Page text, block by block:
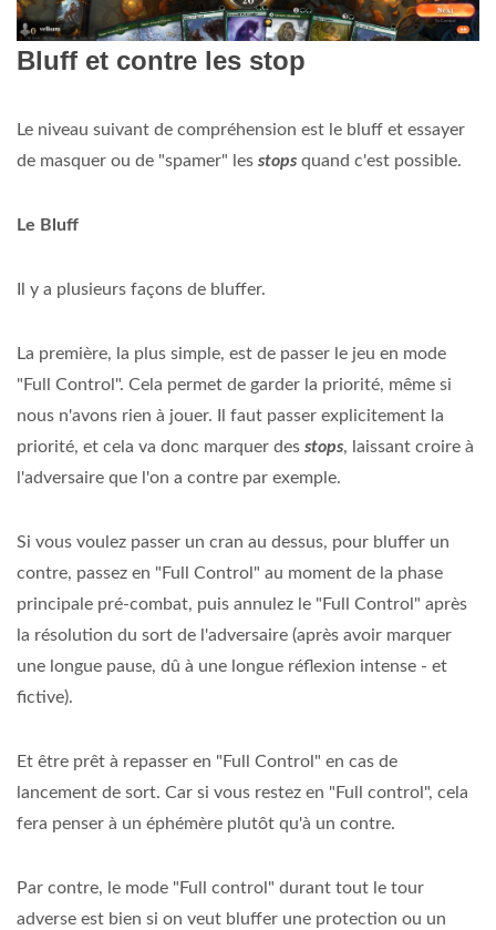
Bluff et contre les stop
Le niveau suivant de compréhension est le bluff et essayer
de masquer ou de "spamer" les stops quand c'est possible.
Le Bluff
Il y a plusieurs façons de bluffer.
La première, la plus simple, est de passer le jeu en mode
"Full Control". Cela permet de garder la priorité, même si
nous n'avons rien à jouer. Il faut passer explicitement la
priorité, et cela va donc marquer des stops, laissant croire à
l'adversaire que l'on a contre par exemple.
Si vous voulez passer un cran au dessus, pour bluffer un
contre, passez en "Full Control" au moment de la phase
principale pré-combat, puis annulez le "Full Control" après
la résolution du sort de l'adversaire (après avoir marquer
une longue pause, dû à une longue réflexion intense - et
fictive).
Et être prêt à repasser en "Full Control" en cas de
lancement de sort. Car si vous restez en "Full control", cela
fera penser à un éphémère plutôt qu'à un contre.
Par contre, le mode "Full control" durant tout le tour
adverse est bien si on veut bluffer une protection ou un